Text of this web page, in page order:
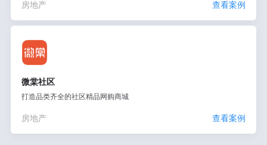
房地产 查看案例
微棠社区
打造品类齐全的社区精品网购商城
房地产 查看案例